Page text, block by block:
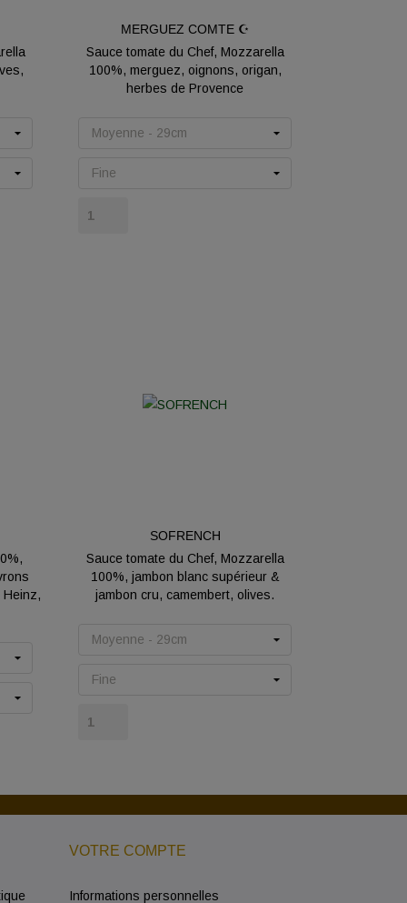
MERGUEZ COMTE ☪️
Sauce tomate du Chef, Mozzarella
100%, merguez, oignons, origan,
herbes de Provence
SOFRENCH
Sauce tomate du Chef, Mozzarella
100%, jambon blanc supérieur &
jambon cru, camembert, olives.
VOTRE COMPTE
Informations personnelles